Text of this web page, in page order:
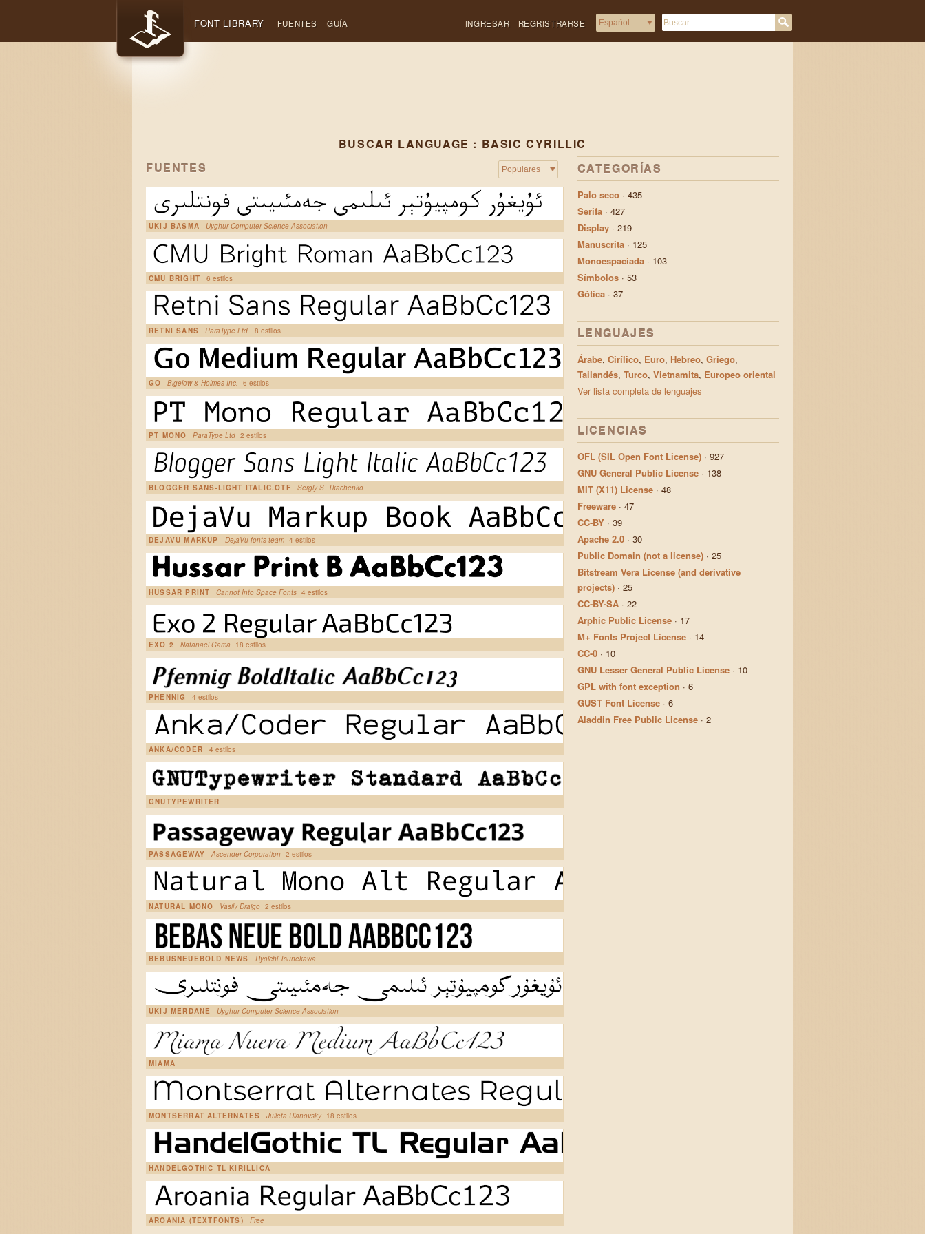
INGRESAR REGRISTRARSE
FONT LIBRARY FUENTES GUÍA
BUSCAR LANGUAGE : BASIC CYRILLIC
FUENTES
UKIJ BASMA Uyghur Computer Science Association
CMU BRIGHT 6 estilos
RETNI SANS ParaType Ltd. 8 estilos
GO Bigelow & Holmes Inc. 6 estilos
PT MONO ParaType Ltd 2 estilos
BLOGGER SANS-LIGHT ITALIC.OTF Sergiy S. Tkachenko
DEJAVU MARKUP DejaVu fonts team 4 estilos
HUSSAR PRINT Cannot Into Space Fonts 4 estilos
EXO 2 Natanael Gama 18 estilos
PHENNIG 4 estilos
ANKA/CODER 4 estilos
GNUTYPEWRITER
PASSAGEWAY Ascender Corporation 2 estilos
NATURAL MONO Vasily Draigo 2 estilos
BEBUSNEUEBOLD NEWS Ryoichi Tsunekawa
UKIJ MERDANE Uyghur Computer Science Association
MIAMA
MONTSERRAT ALTERNATES Julieta Ulanovsky 18 estilos
HANDELGOTHIC TL KIRILLICA
AROANIA (TEXTFONTS) Free
CATEGORÍAS
Palo seco· 435
Serifa· 427
Display· 219
Manuscrita· 125
Monoespaciada· 103
Símbolos· 53
Gótica· 37
LENGUAJES
Árabe, Cirílico, Euro, Hebreo, Griego,
Tailandés, Turco, Vietnamita, Europeo oriental
Ver lista completa de lenguajes
LICENCIAS
OFL (SIL Open Font License)· 927
GNU General Public License· 138
MIT (X11) License· 48
Freeware· 47
CC-BY· 39
Apache 2.0· 30
Public Domain (not a license)· 25
Bitstream Vera License (and derivative
projects)· 25
CC-BY-SA· 22
Arphic Public License· 17
M+ Fonts Project License· 14
CC-0· 10
GNU Lesser General Public License· 10
GPL with font exception · 6
GUST Font License· 6
Aladdin Free Public License· 2